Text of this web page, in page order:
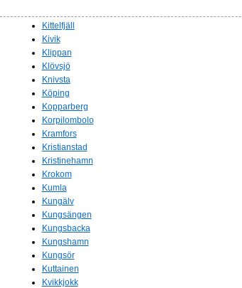
Kittelfjäll
Kivik
Klippan
Klövsjö
Knivsta
Köping
Kopparberg
Korpilombolo
Kramfors
Kristianstad
Kristinehamn
Krokom
Kumla
Kungälv
Kungsängen
Kungsbacka
Kungshamn
Kungsör
Kuttainen
Kvikkjokk